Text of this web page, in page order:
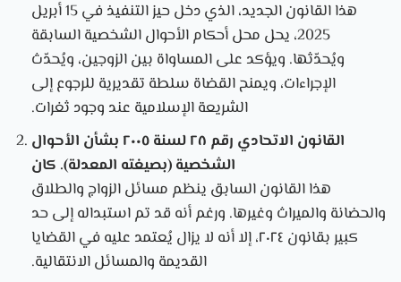
هذا القانون الجديد، الذي دخل حيز التنفيذ في 15 أبريل
2025، يحل محل أحكام الأحوال الشخصية السابقة
ويُحدّثها. ويؤكد على المساواة بين الزوجين، ويُحدّث
الإجراءات، ويمنح القضاة سلطة تقديرية للرجوع إلى
الشريعة الإسلامية عند وجود ثغرات.
القانون الاتحادي رقم ٢٨ لسنة ٢٠٠٥ بشأن الأحوال
الشخصية (بصيغته المعدلة). كان
هذا القانون السابق ينظم مسائل الزواج والطلاق
والحضانة والميراث وغيرها. ورغم أنه قد تم استبداله إلى حد
كبير بقانون ٢٠٢٤، إلا أنه لا يزال يُعتمد عليه في القضايا
القديمة والمسائل الانتقالية.